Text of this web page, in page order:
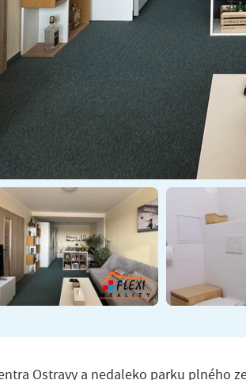
Ostravy a nedaleko parku plného